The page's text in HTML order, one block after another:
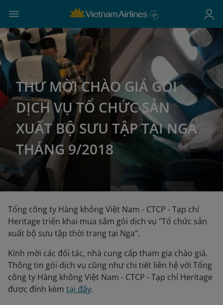
THƯ MỜI CHÀO GIÁ GÓI
DỊCH VỤ TỔ CHỨC SẢN
XUẤT BỘ SƯU TẬP TẠI NGA
THÁNG 9/2018
Tổng công ty Hàng không Việt Nam - CTCP - Tạp chí
Heritage triển khai mua sắm gói dịch vụ "Tổ chức sản
xuất bộ sưu tập thời trang tại Nga".
Kính mời các đối tác, nhà cung cấp tham gia chào giá.
Thông tin gói dịch vụ cũng như chi tiết liên hệ với Tổng
công ty Hàng không Việt Nam - CTCP - Tạp chí Heritage
được đính kèm tại đây.